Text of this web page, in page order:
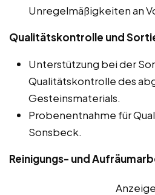
Unregelmäßigkeiten an
Qualitätskontrolle und
Unterstützung bei der
Qualitätskontrolle des
Gesteinsmaterials.
Probenentnahme für
Sonsbeck.
Reinigungs- und
Anzeige